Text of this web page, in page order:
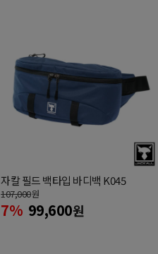
자칼 필드 백타입 바디백 K045
107,000원
7% 99,600원